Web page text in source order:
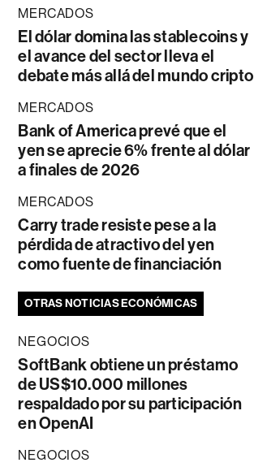
MERCADOS
El dólar domina las stablecoins y
el avance del sector lleva el
debate más allá del mundo cripto
MERCADOS
Bank of America prevé que el
yen se aprecie 6% frente al dólar
a finales de 2026
MERCADOS
Carry trade resiste pese a la
pérdida de atractivo del yen
como fuente de financiación
OTRAS NOTICIAS ECONÓMICAS
NEGOCIOS
SoftBank obtiene un préstamo
de US$10.000 millones
respaldado por su participación
en OpenAI
NEGOCIOS